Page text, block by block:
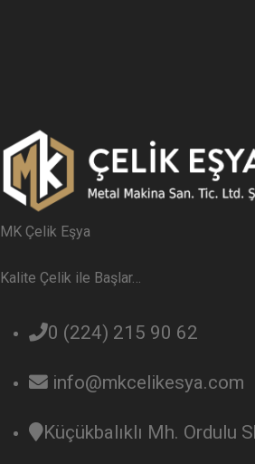
MK Çelik Eşya
Kalite Çelik ile Başlar…
0 (224) 215 90 62
info@mkcelikesya.com
Küçükbalıklı Mh. Ordulu